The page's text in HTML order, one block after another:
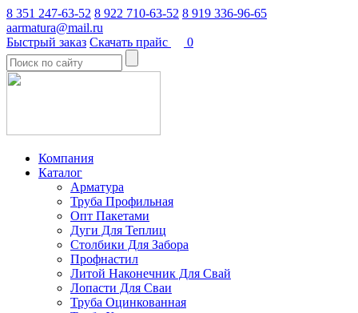
8 351 247-63-52 8 922 710-63-52 8 919 336-96-65
aarmatura@mail.ru
Быстрый заказ Скачать прайс 0
Компания
Каталог
Арматура
Труба Профильная
Опт Пакетами
Дуги Для Теплиц
Столбики Для Забора
Профнастил
Литой Наконечник Для Свай
Лопасти Для Сваи
Труба Оцинкованная